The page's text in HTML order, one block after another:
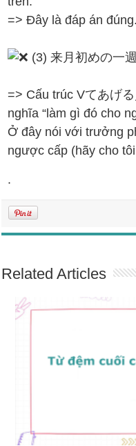
=> Đây là đáp án đúng.
(3) 来月初めの一
=> Cấu trúc Vてあげ
nghĩa “làm gì đó cho
Ở đây nói với trưởng
ngược cấp (hãy cho
.
Related Articles